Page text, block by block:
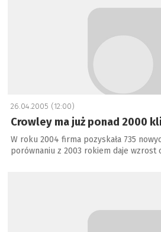
26.04.2005 (12:00)
Crowley ma już ponad 2000
W roku 2004 firma pozyskała 735
porównaniu z 2003 rokiem daje wzrost